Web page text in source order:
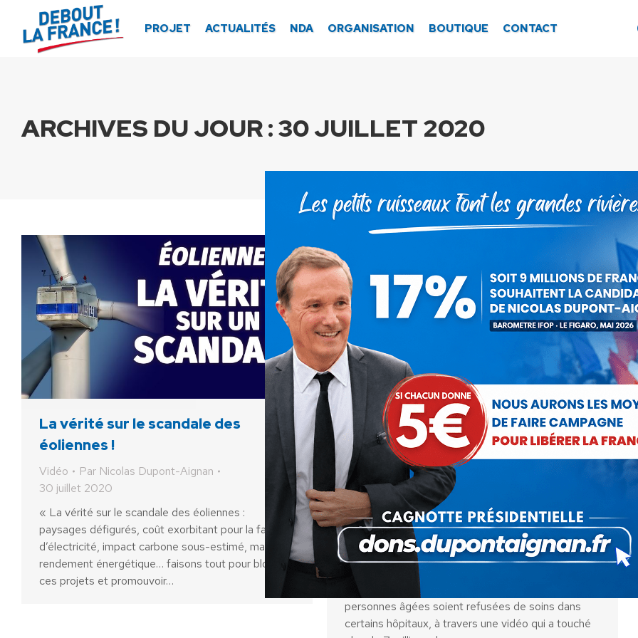
PROJET ACTUALITÉS NDA ORGANISATION BOUTIQUE CONTACT
ARCHIVES DU JOUR :30 JUILLET 2020
La vérité sur le scandale des
éoliennes !
Vidéo Par Nicolas Dupont-Aignan
30 juillet 2020
« La vérité sur le scandale des éoliennes :
paysages défigurés, coût exorbitant pour la facture
d’électricité, impact carbone sous-estimé, mauvais
rendement énergétique… faisons tout pour bloquer
ces projets et promouvoir…
Personnes âgées écartées de
l’hôpital pendant la crise sanitaire :
Nicolas Dupont-Aignan demande un
droit de réponse à France 2 qui
l’avait accusé de mentir
Communiqués ParNicolas Dupont-Aignan
30 juillet 2020
Le 22 avril 2020, j’alertais sur le fait que des
personnes âgées soient refusées de soins dans
certains hôpitaux, à travers une vidéo qui a touché
Panneau de gestion des cookies